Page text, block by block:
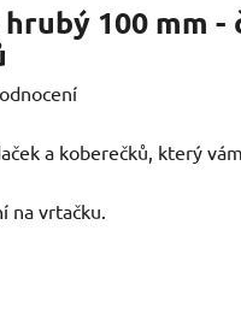
100 mm -
a koberečků, který
na vrtačku.